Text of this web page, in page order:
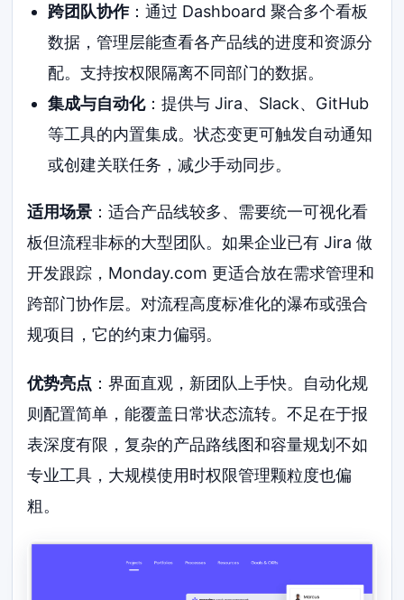
跨团队协作：通过 Dashboard 聚合多个看板
数据，管理层能查看各产品线的进度和资源分
配。支持按权限隔离不同部门的数据。
集成与自动化：提供与 Jira、Slack、GitHub
等工具的内置集成。状态变更可触发自动通知
或创建关联任务，减少手动同步。
适用场景 ：适合产品线较多、需要统一可视化看
板但流程非标的大型团队。如果企业已有 Jira 做
开发跟踪，Monday.com 更适合放在需求管理和
跨部门协作层。对流程高度标准化的瀑布或强合
规项目，它的约束力偏弱。
优势亮点 ：界面直观，新团队上手快。自动化规
则配置简单，能覆盖日常状态流转。不足在于报
表深度有限，复杂的产品路线图和容量规划不如
专业工具，大规模使用时权限管理颗粒度也偏
粗。